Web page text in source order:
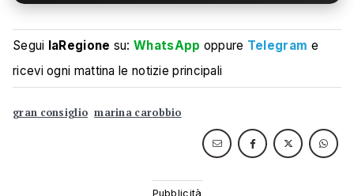
Segui laRegione su:WhatsApp oppure Telegram e
ricevi ogni mattina le notizie principali
gran consiglio marina carobbio